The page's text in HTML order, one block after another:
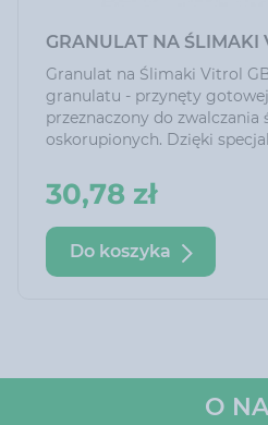
GRANULAT NA ŚLIMAKI
Granulat na Ślimaki Vitrol
granulatu - przynęty
przeznaczony do
oskorupionych. Dzięki
chętnie zjadany.
Preparat może być
zwierząt domowych, ptaków i
30,78 zł
Do koszyka
O